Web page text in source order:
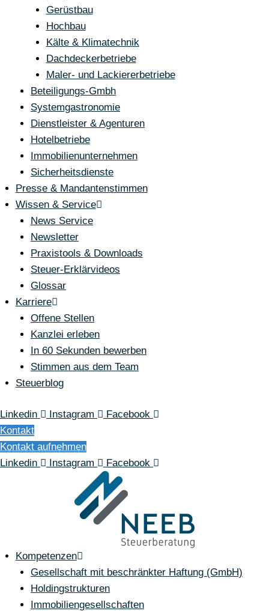
Gerüstbau
Hochbau
Kälte & Klimatechnik
Dachdeckerbetriebe
Maler- und Lackiererbetriebe
Beteiligungs-Gmbh
Systemgastronomie
Dienstleister & Agenturen
Hotelbetriebe
Immobilienunternehmen
Sicherheitsdienste
Presse & Mandantenstimmen
Wissen & Service
News Service
Newsletter
Praxistools & Downloads
Steuer-Erklärvideos
Glossar
Karriere
Offene Stellen
Kanzlei erleben
In 60 Sekunden bewerben
Stimmen aus dem Team
Steuerblog
Linkedin Instagram
Facebook
Kontakt
Kontakt aufnehmen
Linkedin
Instagram Facebook
Kompetenzen
Gesellschaft mit beschränkter Haftung (GmbH)
Holdingstrukturen
Immobiliengesellschaften